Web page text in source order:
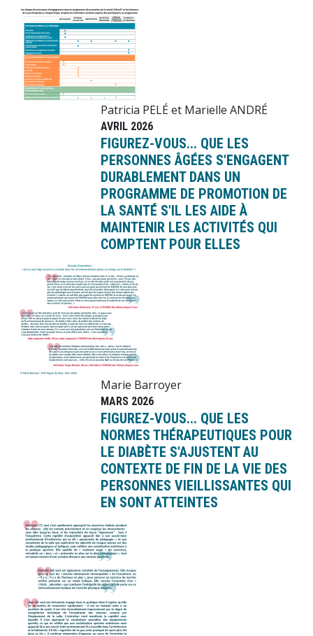
Image
Patricia PELÉ et Marielle ANDRÉ
AVRIL 2026
FIGUREZ-VOUS... QUE LES
PERSONNES ÂGÉES S'ENGAGENT
DURABLEMENT DANS UN
PROGRAMME DE PROMOTION DE
LA SANTÉ S'IL LES AIDE À
MAINTENIR LES ACTIVITÉS QUI
COMPTENT POUR ELLES
Image
Marie Barroyer
MARS 2026
FIGUREZ-VOUS... QUE LES
NORMES THÉRAPEUTIQUES POUR
LE DIABÈTE S'AJUSTENT AU
CONTEXTE DE FIN DE LA VIE DES
PERSONNES VIEILLISSANTES QUI
EN SONT ATTEINTES
Image